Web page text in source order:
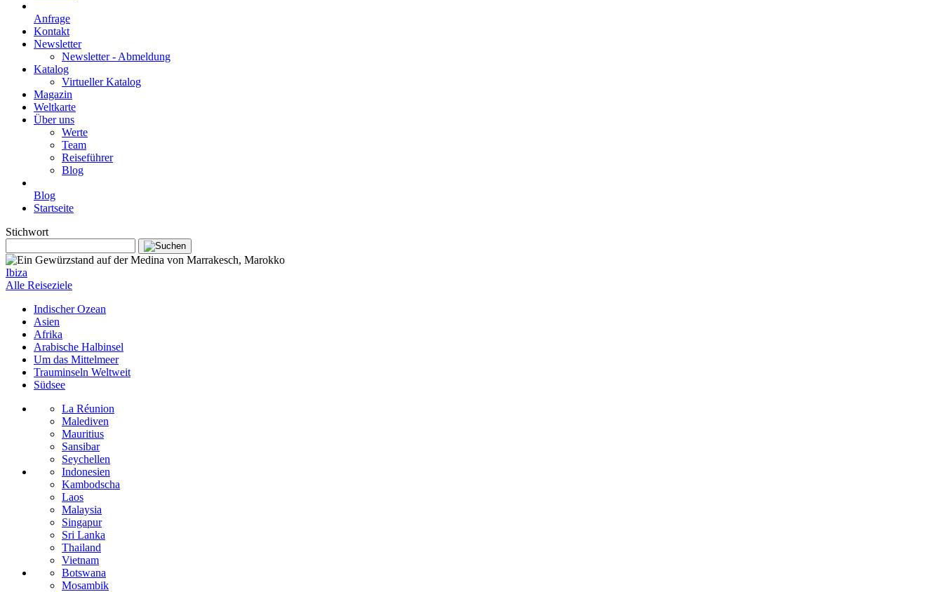
Anfrage
Kontakt
Newsletter
Newsletter - Abmeldung
Katalog
Virtueller Katalog
Magazin
Weltkarte
Über uns
Werte
Team
Reiseführer
Blog
Blog
Startseite
Stichwort
Ibiza
Alle Reiseziele
Indischer Ozean
Asien
Afrika
Arabische Halbinsel
Um das Mittelmeer
Trauminseln Weltweit
Südsee
La Réunion
Malediven
Mauritius
Sansibar
Seychellen
Indonesien
Kambodscha
Laos
Malaysia
Singapur
Sri Lanka
Thailand
Vietnam
Botswana
Mosambik